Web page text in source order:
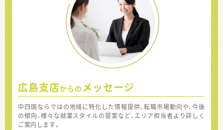
広島支店からの メッセージ
中四国ならではの地域に特化した情報提供、転職市場動向や、今後
の傾向、様々な就業スタイルの提案など、エリア担当者より詳しく
ご案内します。